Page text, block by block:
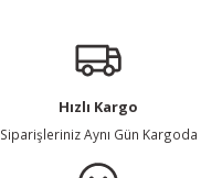
Hızlı Kargo
Siparişleriniz Aynı Gün Kargoda